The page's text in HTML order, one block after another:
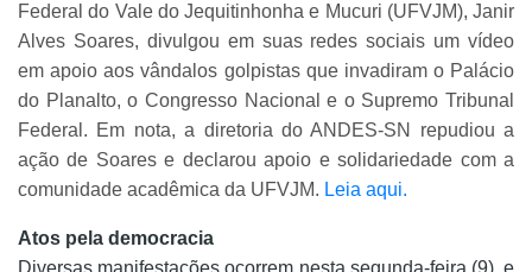
Federal do Vale do Jequitinhonha e Mucuri (UFVJM), Janir
Alves Soares, divulgou em suas redes sociais um vídeo
em apoio aos vândalos golpistas que invadiram o Palácio
do Planalto, o Congresso Nacional e o Supremo Tribunal
Federal. Em nota, a diretoria do ANDES-SN repudiou a
ação de Soares e declarou apoio e solidariedade com a
comunidade acadêmica da UFVJM. Leia aqui.
Atos pela democracia
Diversas manifestações ocorrem nesta segunda-feira (9), e